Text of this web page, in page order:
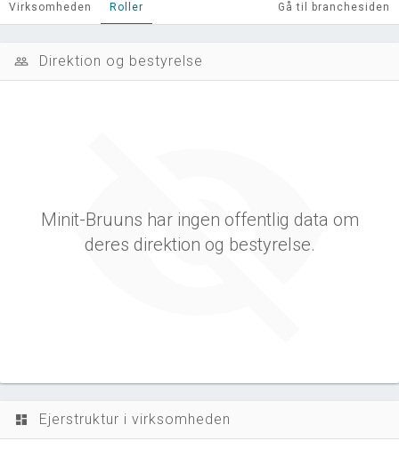
Virksomheden Roller Gå til branchesiden
people_outline Direktion og bestyrelse
Minit-Bruuns har ingen offentlig data om
deres direktion og bestyrelse.
dashboard Ejerstruktur i virksomheden